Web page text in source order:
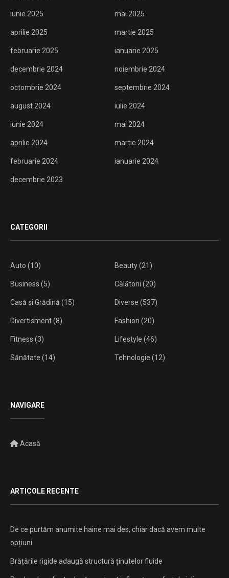
iunie 2025 mai 2025
aprilie 2025 martie 2025
februarie 2025 ianuarie 2025
decembrie 2024 noiembrie 2024
octombrie 2024 septembrie 2024
august 2024 iulie 2024
iunie 2024 mai 2024
aprilie 2024 martie 2024
februarie 2024 ianuarie 2024
decembrie 2023
CATEGORII
Auto (10) Beauty(21)
Business (5) Călătorii (20)
Casă și Grădină (15) Diverse (537)
Divertisment(8) Fashion (20)
Fitness (3) Lifestyle (46)
Sănătate (14) Tehnologie (12)
NAVIGARE
Acasă
ARTICOLE RECENTE
De ce purtăm anumite haine mai des, chiar dacă avem multe
opțiuni
Brățările rigide adaugă structură ținutelor fluide